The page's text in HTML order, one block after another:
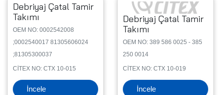
Debriyaj Çatal Tamir
Takımı
OEM NO: 0002542008
;0002540017 81305606024
;81305300037
CİTEX NO: CTX 10-015
İncele
Debriyaj Çatal Tamir
Takımı
OEM NO: 389 586 0025 - 385
250 0014
CİTEX NO: CTX 10-019
İncele